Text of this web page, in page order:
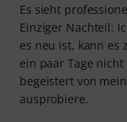
Es sieht
Einziger Nachteil:
es neu ist, kann es
ein paar Tage
begeistert von
ausprobiere.